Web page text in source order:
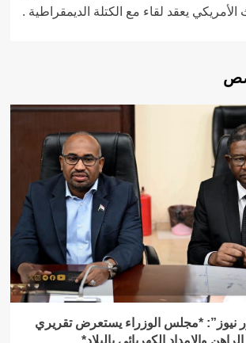
الأمريكي يعقد لقاء مع الكتلة الديمقراطية .
نيوز”: *مجلس الوزراء يستعرض تقريري